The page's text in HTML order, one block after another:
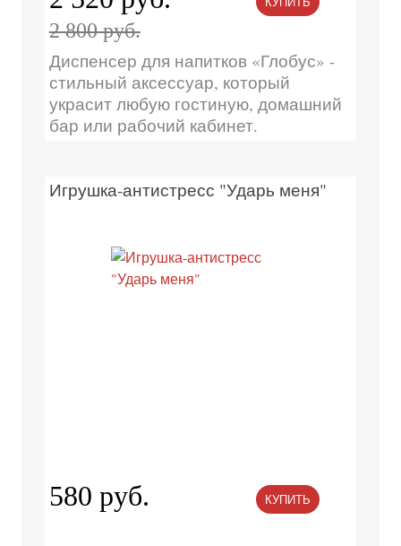
2 800 руб.
Диспенсер для напитков «Глобус» -
стильный аксессуар, который
украсит любую гостиную, домашний
бар или рабочий кабинет.
Игрушка-антистресс "Ударь меня"
580 руб. КУПИТЬ